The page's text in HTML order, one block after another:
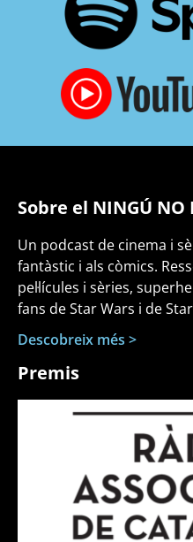
Sobre el NINGÚ NO
Un podcast de cinema i
fantàstic i als còmics.
pel·lícules i sèries,
fans de Star Wars i de
Descobreix més >
Premis